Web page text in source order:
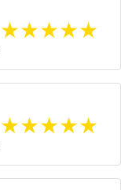
★★★★★
★★★★★